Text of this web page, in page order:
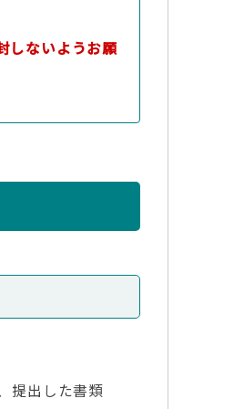
しないようお願
提出した書類